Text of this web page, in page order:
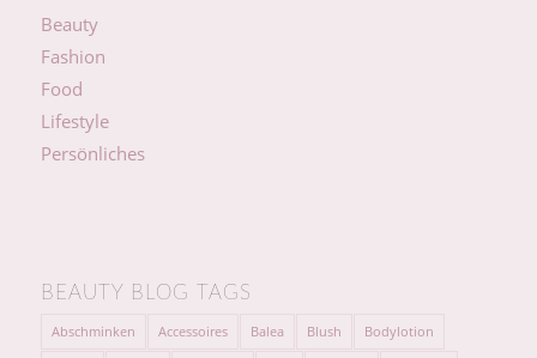
Beauty
Fashion
Food
Lifestyle
Persönliches
BEAUTY BLOG TAGS
Abschminken Accessoires Balea Blush Bodylotion